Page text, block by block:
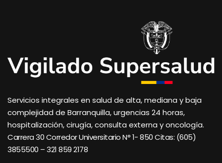
Servicios integrales en salud de alta, mediana y baja
complejidad de Barranquilla, urgencias 24 horas,
hospitalización, cirugía, consulta externa y oncología.
Carrera 30 Corredor Universitario N° 1- 850 Citas: (605)
3855500 – 321 859 2178